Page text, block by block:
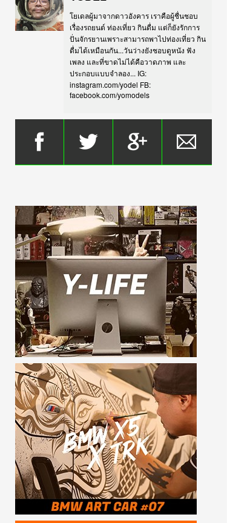
โยเดลผู้มาจากดาวอังคาร เราคือผู้ชื่นชอบ
เรื่องรถยนต์ ท่องเที่ยว กินดื่ม แต่ก็ยังรักการ
ปั่นจักรยานเพราะสามารถพาไปท่องเที่ยว กิน
ดื่มได้เหมือนกัน...วันว่างยังชอบดูหนัง ฟัง
เพลง และที่ขาดไม่ได้คือวาดภาพ และ
ประกอบแบบจำลอง... IG:
instagram.com/yodel FB:
facebook.com/yomodels